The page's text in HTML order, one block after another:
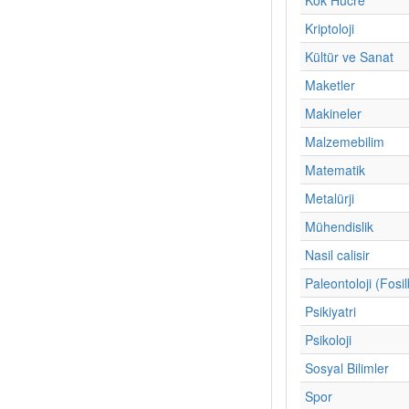
Kriptoloji
Kültür ve Sanat
Maketler
Makineler
Malzemebilim
Matematik
Metalürji
Mühendislik
Nasil calisir
Paleontoloji
Psikiyatri
Psikoloji
Sosyal Bilimler
Spor